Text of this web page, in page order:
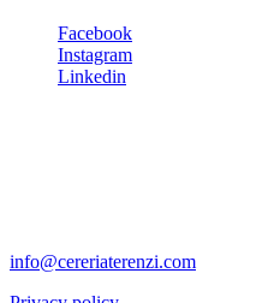
Facebook
Instagram
Linkedin
info@cereriaterenzi.com